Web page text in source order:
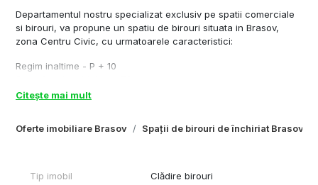
Oferte imobiliare Brasov Spații de birouri de închiriat Brasov
Departamentul nostru specializat exclusiv pe spatii comerciale
si birouri, va propune un spatiu de birouri situata in Brasov,
zona Centru Civic, cu urmatoarele caracteristici:
Regim inaltime - P + 10
Inaltime spatiu - 3
Dotari si finisaje - centrala, calorifere și corpuri de iluminat.
Florin Feraru – Commercial Real Estate Specialist
Citește mai mult
Tip imobil Clădire birouri